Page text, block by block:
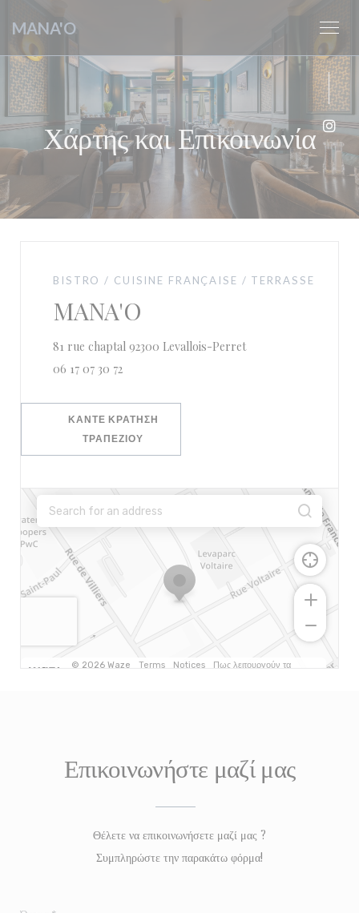
MANA'O
Χάρτης και Επικοινωνία
BISTRO / CUISINE FRANÇAISE / TERRASSE
MANA'O
81 rue chaptal 92300 Levallois-Perret((ανοίγει σε νέο
06 17 07 30 72
ΚΆΝΤΕ ΚΡΆΤΗΣΗ
ΤΡΑΠΕΖΙΟΎ
Επικοινωνήστε μαζί μας
Θέλετε να επικοινωνήσετε μαζί μας ?
Συμπληρώστε την παρακάτω φόρμα!